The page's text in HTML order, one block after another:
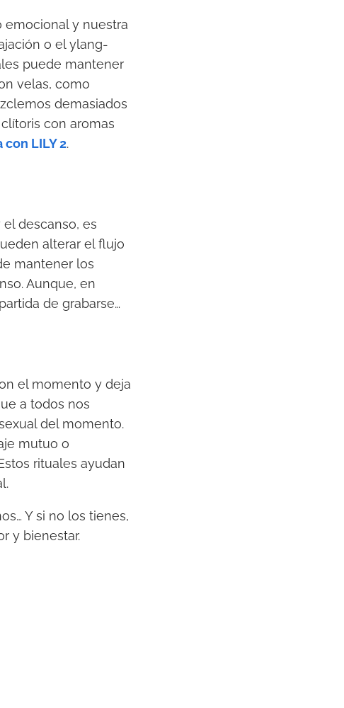
y nuestra
o el ylang-
puede mantener
velas, como
demasiados
con aromas
LILY 2.
descanso, es
alterar el flujo
mantener los
Aunque, en
de grabarse…
el momento y deja
a todos nos
del momento.
mutuo o
rituales ayudan
Y si no los tienes,
y bienestar.